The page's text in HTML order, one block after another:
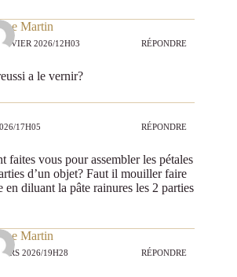
Martin
2026/12H03 RÉPONDRE
a le vernir?
17H05 RÉPONDRE
faites vous pour assembler les pétales
d’un objet? Faut il mouiller faire
en diluant la pâte rainures les 2 parties
Martin
2026/19H28 RÉPONDRE